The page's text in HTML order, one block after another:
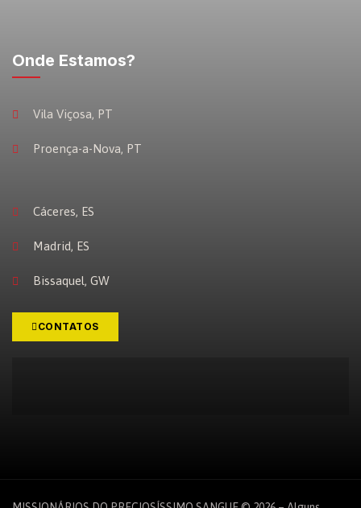
Onde Estamos?
Vila Viçosa, PT
Proença-a-Nova, PT
Cáceres, ES
Madrid, ES
Bissaquel, GW
CONTATOS